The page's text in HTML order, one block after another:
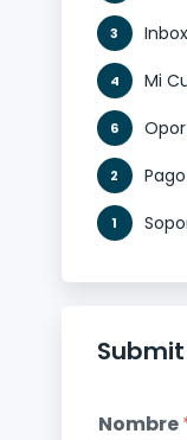
Inbox
3
Mi
4
6
Pago
2
1
Nombre